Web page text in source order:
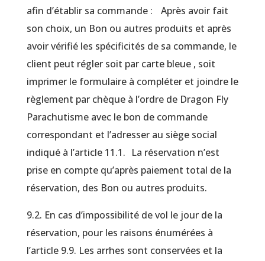
afin d’établir sa commande : Après avoir fait
son choix, un Bon ou autres produits et après
avoir vérifié les spécificités de sa commande, le
client peut régler soit par carte bleue , soit
imprimer le formulaire à compléter et joindre le
règlement par chèque à l’ordre de Dragon Fly
Parachutisme avec le bon de commande
correspondant et l’adresser au siège social
indiqué à l’article 11.1. La réservation n’est
prise en compte qu’après paiement total de la
réservation, des Bon ou autres produits.
9.2. En cas d’impossibilité de vol le jour de la
réservation, pour les raisons énumérées à
l’article 9.9. Les arrhes sont conservées et la